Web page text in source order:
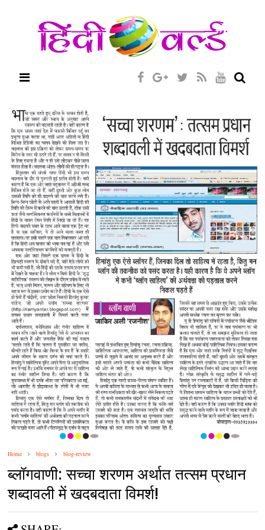
Home blogs blog-review
ब्‍लॉगवाणी: सच्‍चा शरणम अर्थात तत्‍सम प्रधान
शब्‍दावली में खदबदाता विमर्श!